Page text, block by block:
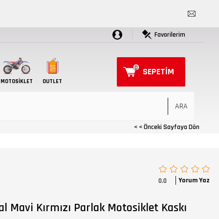
Favorilerim
MOTOSIKLET OUTLET
SEPETIM
0
< < Önceki Sayfaya Dön
Mavi Kırmızı Parlak Motosiklet Kaskı
0.0 Yorum Yaz